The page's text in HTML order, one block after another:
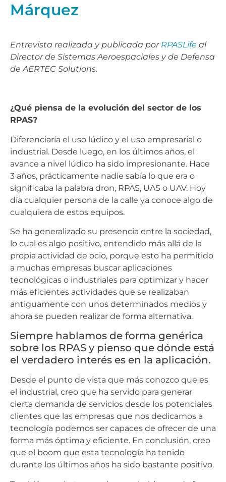
Márquez
Entrevista realizada y publicada por RPASLife al
Director de Sistemas Aeroespaciales y de Defensa
de AERTEC Solutions.
¿Qué piensa de la evolución del sector de los
RPAS?
Diferenciaría el uso lúdico y el uso empresarial o
industrial. Desde luego, en los últimos años, el
avance a nivel lúdico ha sido impresionante. Hace
3 años, prácticamente nadie sabía lo que era o
significaba la palabra dron, RPAS, UAS o UAV. Hoy
día cualquier persona de la calle ya conoce algo de
cualquiera de estos equipos.
Se ha generalizado su presencia entre la sociedad,
lo cual es algo positivo, entendido más allá de la
propia actividad de ocio, porque esto ha permitido
a muchas empresas buscar aplicaciones
tecnológicas o industriales para optimizar y hacer
más eficientes actividades que se realizaban
antiguamente con unos determinados medios y
ahora se pueden realizar de forma alternativa.
Siempre hablamos de forma genérica
sobre los RPAS y pienso que dónde está
el verdadero interés es en la aplicación.
Desde el punto de vista que más conozco que es
el industrial, creo que ha servido para generar
cierta demanda de servicios desde los potenciales
clientes que las empresas que nos dedicamos a
tecnología podemos ser capaces de ofrecer de una
forma más óptima y eficiente. En conclusión, creo
que el boom que esta tecnología ha tenido
durante los últimos años ha sido bastante positivo.